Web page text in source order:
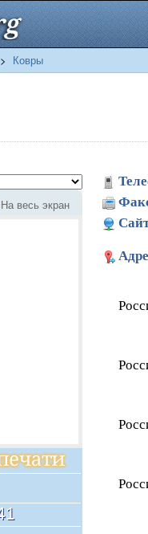
> Ковры
На весь экран